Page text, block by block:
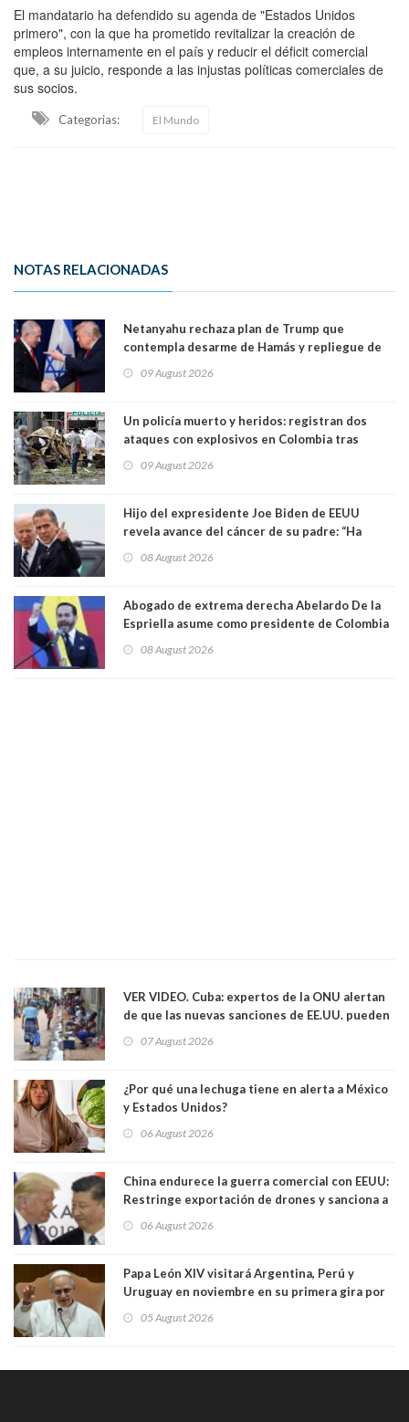
El mandatario ha defendido su agenda de "Estados Unidos
primero", con la que ha prometido revitalizar la creación de
empleos internamente en el país y reducir el déficit comercial
que, a su juicio, responde a las injustas políticas comerciales de
sus socios.
Categorias: El Mundo
NOTAS RELACIONADAS
Netanyahu rechaza plan de Trump que
contempla desarme de Hamás y repliegue de
09 August 2026
Un policía muerto y heridos: registran dos
ataques con explosivos en Colombia tras
09 August 2026
Hijo del expresidente Joe Biden de EEUU
revela avance del cáncer de su padre: “Ha
08 August 2026
Abogado de extrema derecha Abelardo De la
Espriella asume como presidente de Colombia
08 August 2026
VER VIDEO. Cuba: expertos de la ONU alertan
de que las nuevas sanciones de EE.UU. pueden
07 August 2026
¿Por qué una lechuga tiene en alerta a México
y Estados Unidos?
06 August 2026
China endurece la guerra comercial con EEUU:
Restringe exportación de drones y sanciona a
06 August 2026
Papa León XIV visitará Argentina, Perú y
Uruguay en noviembre en su primera gira por
05 August 2026